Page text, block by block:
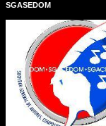
SGASEDOM